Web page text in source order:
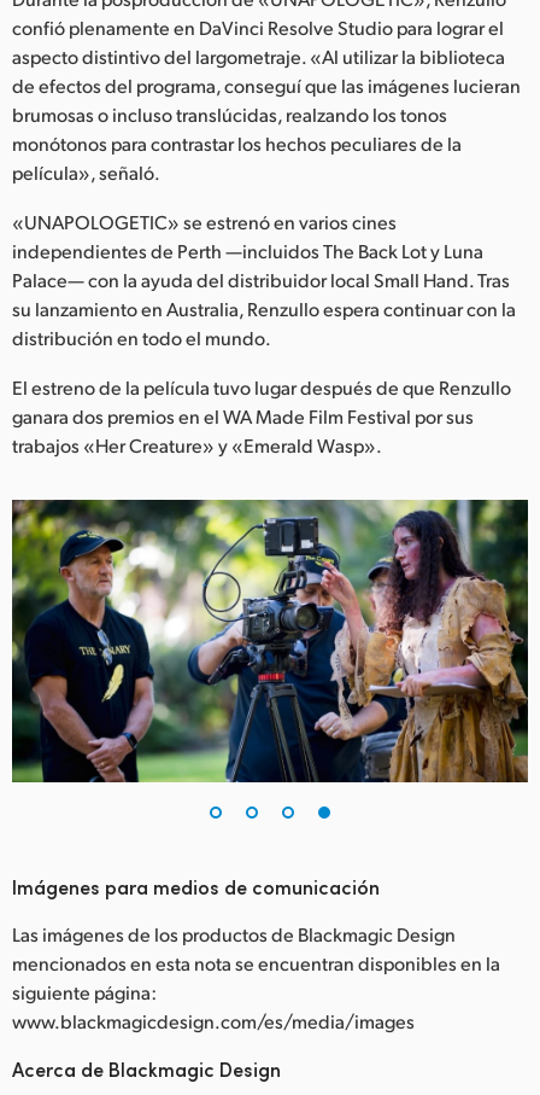
confió plenamente en DaVinci Resolve Studio para lograr el
aspecto distintivo del largometraje. «Al utilizar la biblioteca
de efectos del programa, conseguí que las imágenes lucieran
brumosas o incluso translúcidas, realzando los tonos
monótonos para contrastar los hechos peculiares de la
película», señaló.
«UNAPOLOGETIC» se estrenó en varios cines
independientes de Perth —incluidos The Back Lot y Luna
Palace— con la ayuda del distribuidor local Small Hand. Tras
su lanzamiento en Australia, Renzullo espera continuar con la
distribución en todo el mundo.
El estreno de la película tuvo lugar después de que Renzullo
ganara dos premios en el WA Made Film Festival por sus
trabajos «Her Creature» y «Emerald Wasp».
Imágenes para medios de comunicación
Las imágenes de los productos de Blackmagic Design
mencionados en esta nota se encuentran disponibles en la
siguiente página:
www.blackmagicdesign.com/es/media/images
Acerca de Blackmagic Design